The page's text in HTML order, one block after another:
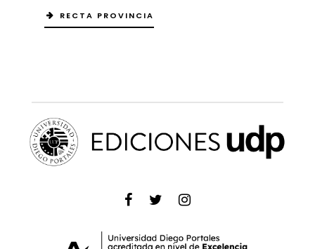
RECTA PROVINCIA